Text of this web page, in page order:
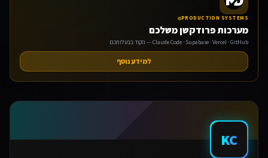
PRODUCTION SYSTEMS
מערכות פרודקשן משלכם
Claude Code · Supabase · Vercel · GitHub — הקוד בבעלותכם
למידע נוסף
KC